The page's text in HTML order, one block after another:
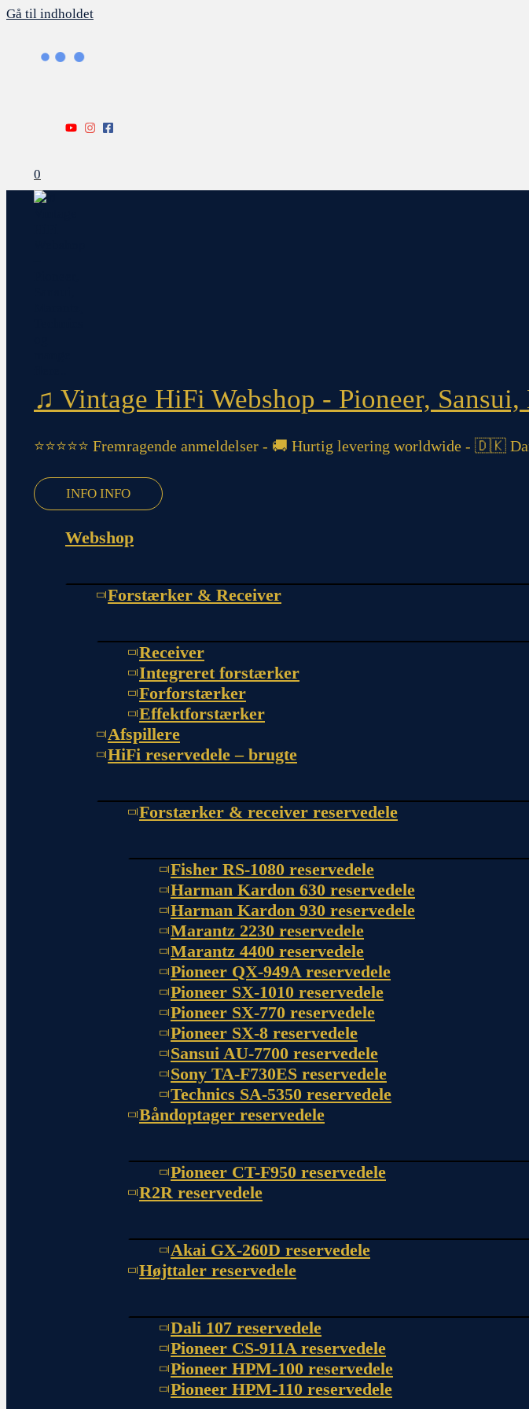
Gå til indholdet
0
♫ Vintage HiFi Webshop - Pioneer,
⭐⭐⭐⭐⭐ Fremragende anmeldelser - 🚚 Hurtig levering worldwide - 🇩🇰
INFO INFO
Webshop
Forstærker & Receiver
Receiver
Integreret forstærker
Forforstærker
Effektforstærker
Afspillere
HiFi reservedele – brugte
Forstærker & receiver reservedele
Fisher RS-1080 reservedele
Harman Kardon 630 reservedele
Harman Kardon 930 reservedele
Marantz 2230 reservedele
Marantz 4400 reservedele
Pioneer QX-949A reservedele
Pioneer SX-1010 reservedele
Pioneer SX-770 reservedele
Pioneer SX-8 reservedele
Sansui AU-7700 reservedele
Sony TA-F730ES reservedele
Technics SA-5350 reservedele
Båndoptager reservedele
Pioneer CT-F950 reservedele
R2R reservedele
Akai GX-260D reservedele
Højttaler reservedele
Dali 107 reservedele
Pioneer CS-911A reservedele
Pioneer HPM-100 reservedele
Pioneer HPM-110 reservedele